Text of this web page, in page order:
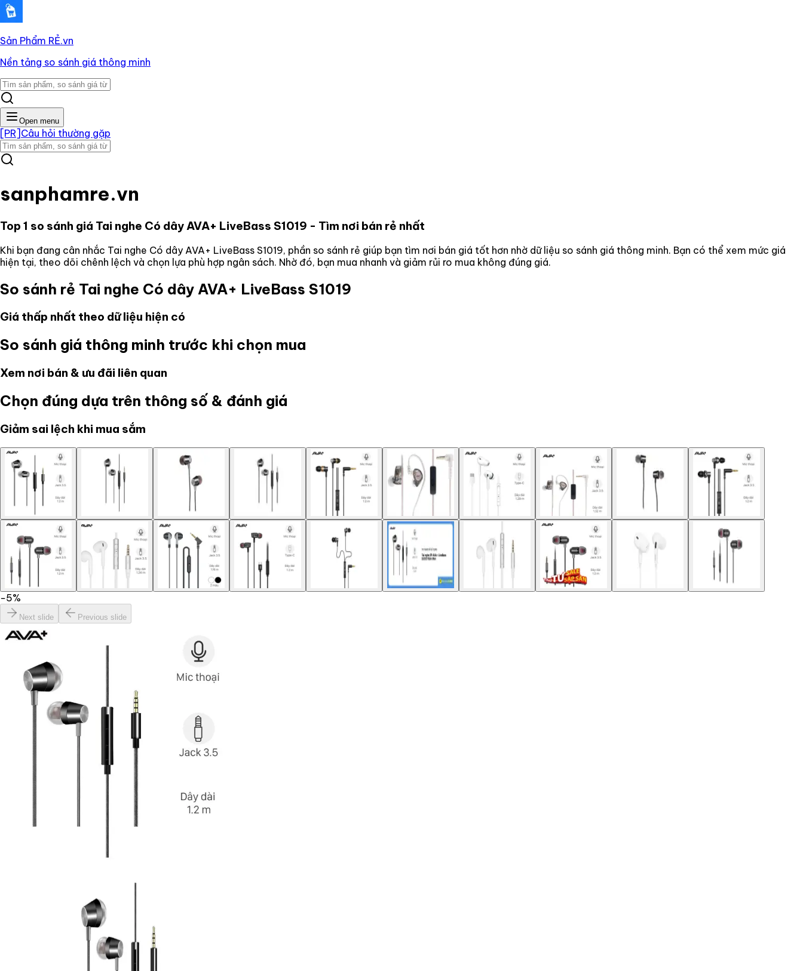
Sản Phẩm RẺ.vn
Nền tảng so sánh giá thông minh
Open menu
[PR] Câu hỏi thường gặp
sanphamre.vn
Top 1 so sánh giá Tai nghe Có dây AVA+ LiveBass S1019 - Tìm nơi bán rẻ nhất
Khi bạn đang cân nhắc Tai nghe Có dây AVA+ LiveBass S1019, phần so sánh rẻ giúp bạn tìm nơi bán giá tốt hơn nhờ dữ liệu so sánh giá thông minh. Bạn có thể xem mức giá
hiện tại, theo dõi chênh lệch và chọn lựa phù hợp ngân sách. Nhờ đó, bạn mua nhanh và giảm rủi ro mua không đúng giá.
So sánh rẻ Tai nghe Có dây AVA+ LiveBass S1019
Giá thấp nhất theo dữ liệu hiện có
So sánh giá thông minh trước khi chọn mua
Xem nơi bán & ưu đãi liên quan
Chọn đúng dựa trên thông số & đánh giá
Giảm sai lệch khi mua sắm
−5%
Next slide Previous slide